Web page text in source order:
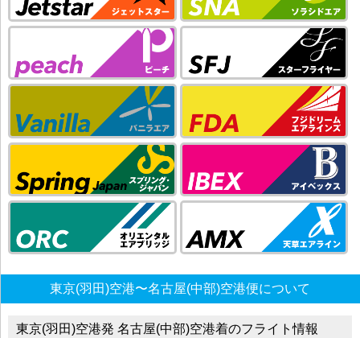
東京(羽田)空港〜名古屋(中部)空港便について
東京(羽田)空港発 名古屋(中部)空港着のフライト情報